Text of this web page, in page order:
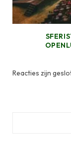
Reacties zijn